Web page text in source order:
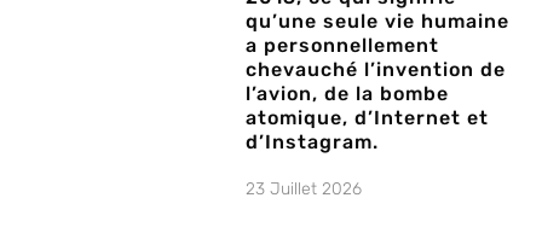
qu’une seule vie humaine
a personnellement
chevauché l’invention de
l’avion, de la bombe
atomique, d’Internet et
d’Instagram.
23 Juillet 2026